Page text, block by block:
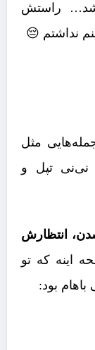
راستش
نداشتم 😔
مثل
نی‌نی تپل و
انتظارش
اینه که تو
بود: